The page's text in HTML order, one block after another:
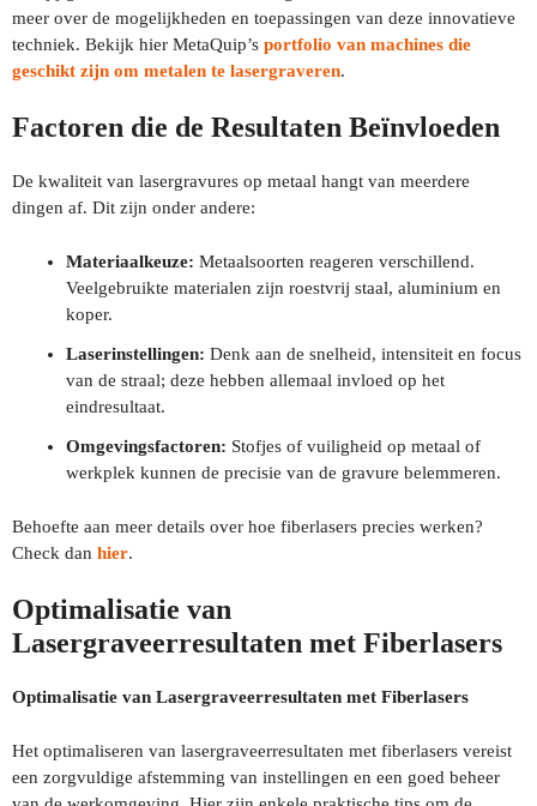
meer over de mogelijkheden en toepassingen van deze innovatieve
techniek. Bekijk hier MetaQuip’s portfolio van machines die
geschikt zijn om metalen te lasergraveren.
Factoren die de Resultaten Beïnvloeden
De kwaliteit van lasergravures op metaal hangt van meerdere
dingen af. Dit zijn onder andere:
Materiaalkeuze: Metaalsoorten reageren verschillend.
Veelgebruikte materialen zijn roestvrij staal, aluminium en
koper.
Laserinstellingen: Denk aan de snelheid, intensiteit en focus
van de straal; deze hebben allemaal invloed op het
eindresultaat.
Omgevingsfactoren: Stofjes of vuiligheid op metaal of
werkplek kunnen de precisie van de gravure belemmeren.
Behoefte aan meer details over hoe fiberlasers precies werken?
Check dan hier.
Optimalisatie van
Lasergraveerresultaten met Fiberlasers
Optimalisatie van Lasergraveerresultaten met Fiberlasers
Het optimaliseren van lasergraveerresultaten met fiberlasers vereist
een zorgvuldige afstemming van instellingen en een goed beheer